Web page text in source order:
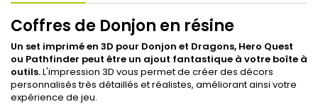
Coffres de Donjon en résine
Un set imprimé en 3D pour Donjon et Dragons, Hero Quest
ou Pathfinder peut être un ajout fantastique à votre boîte à
outils.L'impression 3D vous permet de créer des décors
personnalisés très détaillés et réalistes, améliorant ainsi votre
expérience de jeu.